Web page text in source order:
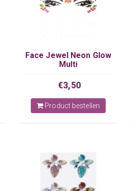
Face Jewel Neon Glow
Multi
€3,50
Product bestellen